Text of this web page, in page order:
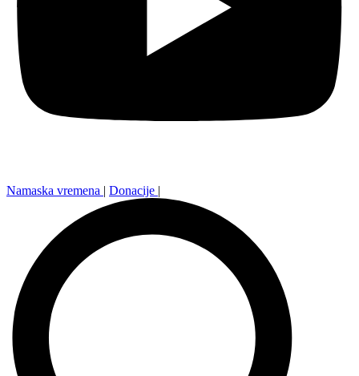
Namaska vremena | Donacije |